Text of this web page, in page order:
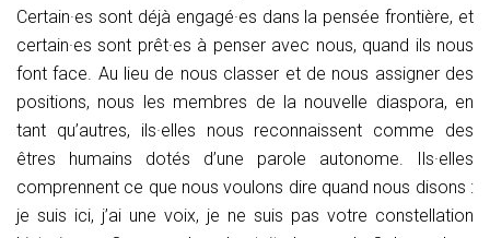
Certain·es sont déjà engagé·es dans la pensée frontière, et
certain·es sont prêt·es à penser avec nous, quand ils nous
font face. Au lieu de nous classer et de nous assigner des
positions, nous les membres de la nouvelle diaspora, en
tant qu’autres, ils·elles nous reconnaissent comme des
êtres humains dotés d’une parole autonome. Ils·elles
comprennent ce que nous voulons dire quand nous disons :
je suis ici, j’ai une voix, je ne suis pas votre constellation